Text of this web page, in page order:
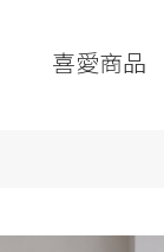
喜愛商品